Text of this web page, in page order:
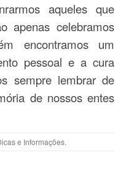
aqueles que
apenas celebramos
encontramos um
pessoal e a cura
sempre lembrar de
de nossos entes
e Informações.